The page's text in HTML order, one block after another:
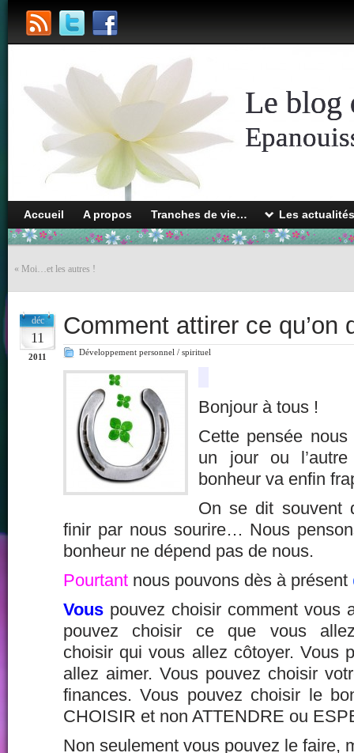
Le blog
Accueil A propos Tranches de vie… Les
« Moi…et les autres !
déc
11
2011
Comment attirer ce qu’on
Développement personnel / spirituel
Bonjour à tous !
Cette pensée nous
un jour ou
bonheur va enfin
On se dit souvent
finir par nous sourire… Nous
bonheur ne dépend pas de nous.
Pourtant nous pouvons dès à présent
Vous pouvez choisir comment vous
pouvez choisir ce que vous
choisir qui vous allez côtoyer. Vous
allez aimer. Vous pouvez choisir
finances. Vous pouvez choisir le
CHOISIR et non ATTENDRE ou
Non seulement vous pouvez le faire,